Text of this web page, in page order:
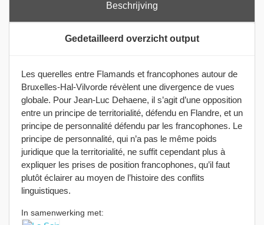
Beschrijving
Gedetailleerd overzicht output
Les querelles entre Flamands et francophones autour de
Bruxelles-Hal-Vilvorde révèlent une divergence de vues
globale. Pour Jean-Luc Dehaene, il s’agit d’une opposition
entre un principe de territorialité, défendu en Flandre, et un
principe de personnalité défendu par les francophones. Le
principe de personnalité, qui n’a pas le même poids
juridique que la territorialité, ne suffit cependant plus à
expliquer les prises de position francophones, qu’il faut
plutôt éclairer au moyen de l’histoire des conflits
linguistiques.
In samenwerking met: